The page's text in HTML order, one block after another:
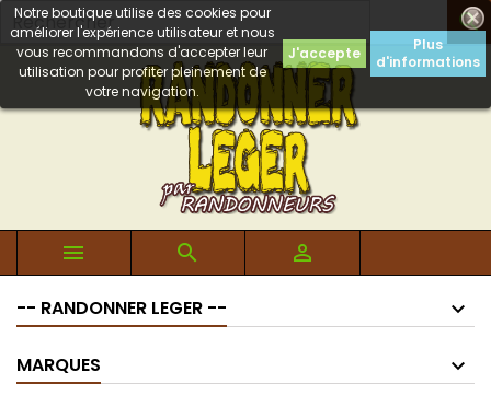

Notre boutique utilise des cookies pour
améliorer l'expérience utilisateur et nous
vous recommandons d'accepter leur
utilisation pour profiter pleinement de
votre navigation.
J'accepte
Plus
d'informations
  
-- RANDONNER LEGER --
MARQUES